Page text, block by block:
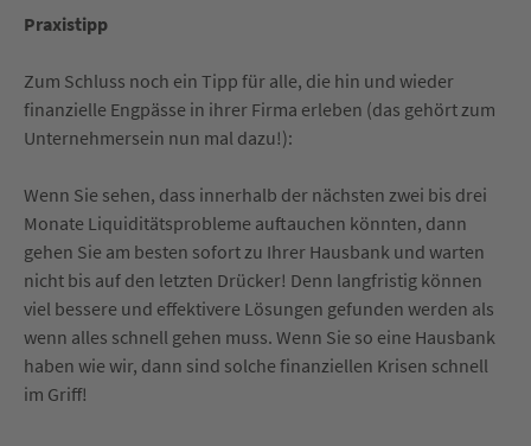
Praxistipp
Zum Schluss noch ein Tipp für alle, die hin und wieder
finanzielle Engpässe in ihrer Firma erleben (das gehört zum
Unternehmersein nun mal dazu!):
Wenn Sie sehen, dass innerhalb der nächsten zwei bis drei
Monate Liquiditätsprobleme auftauchen könnten, dann
gehen Sie am besten sofort zu Ihrer Hausbank und warten
nicht bis auf den letzten Drücker! Denn langfristig können
viel bessere und effektivere Lösungen gefunden werden als
wenn alles schnell gehen muss. Wenn Sie so eine Hausbank
haben wie wir, dann sind solche finanziellen Krisen schnell
im Griff!